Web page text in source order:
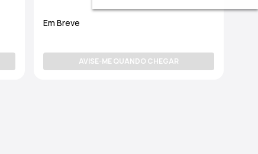
Em Breve
AVISE-ME QUANDO CHEGAR